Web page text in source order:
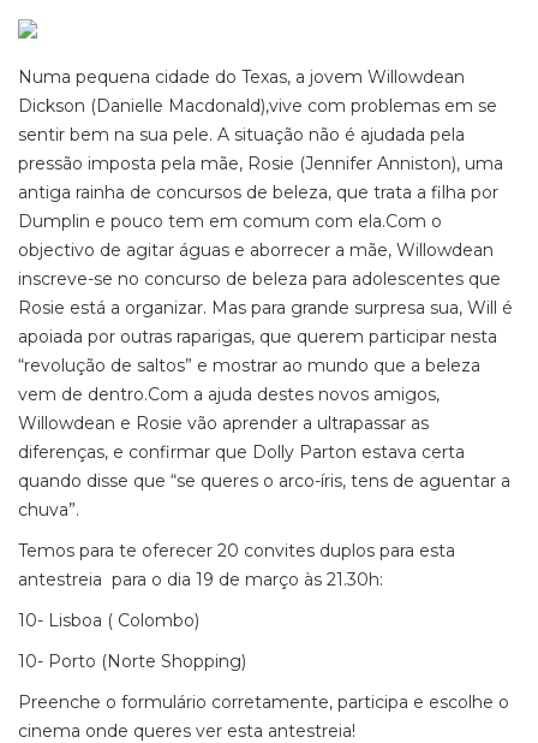
Numa pequena cidade do Texas, a jovem Willowdean
Dickson (Danielle Macdonald),vive com problemas em se
sentir bem na sua pele. A situação não é ajudada pela
pressão imposta pela mãe, Rosie (Jennifer Anniston), uma
antiga rainha de concursos de beleza, que trata a filha por
Dumplin e pouco tem em comum com ela.Com o
objectivo de agitar águas e aborrecer a mãe, Willowdean
inscreve-se no concurso de beleza para adolescentes que
Rosie está a organizar. Mas para grande surpresa sua, Will é
apoiada por outras raparigas, que querem participar nesta
“revolução de saltos” e mostrar ao mundo que a beleza
vem de dentro.Com a ajuda destes novos amigos,
Willowdean e Rosie vão aprender a ultrapassar as
diferenças, e confirmar que Dolly Parton estava certa
quando disse que “se queres o arco-íris, tens de aguentar a
chuva”.
Temos para te oferecer 20 convites duplos para esta
antestreia para o dia 19 de março às 21.30h:
10- Lisboa ( Colombo)
10- Porto (Norte Shopping)
Preenche o formulário corretamente, participa e escolhe o
cinema onde queres ver esta antestreia!